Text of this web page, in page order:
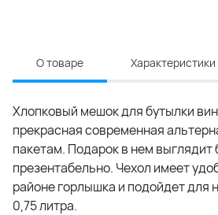
О товаре Характеристики
Хлопковый мешок для бутылки
прекрасная современная
пакетам. Подарок в нем выглядит
презентабельно. Чехол имеет
районе горлышка и подойдет для
0,75 литра.